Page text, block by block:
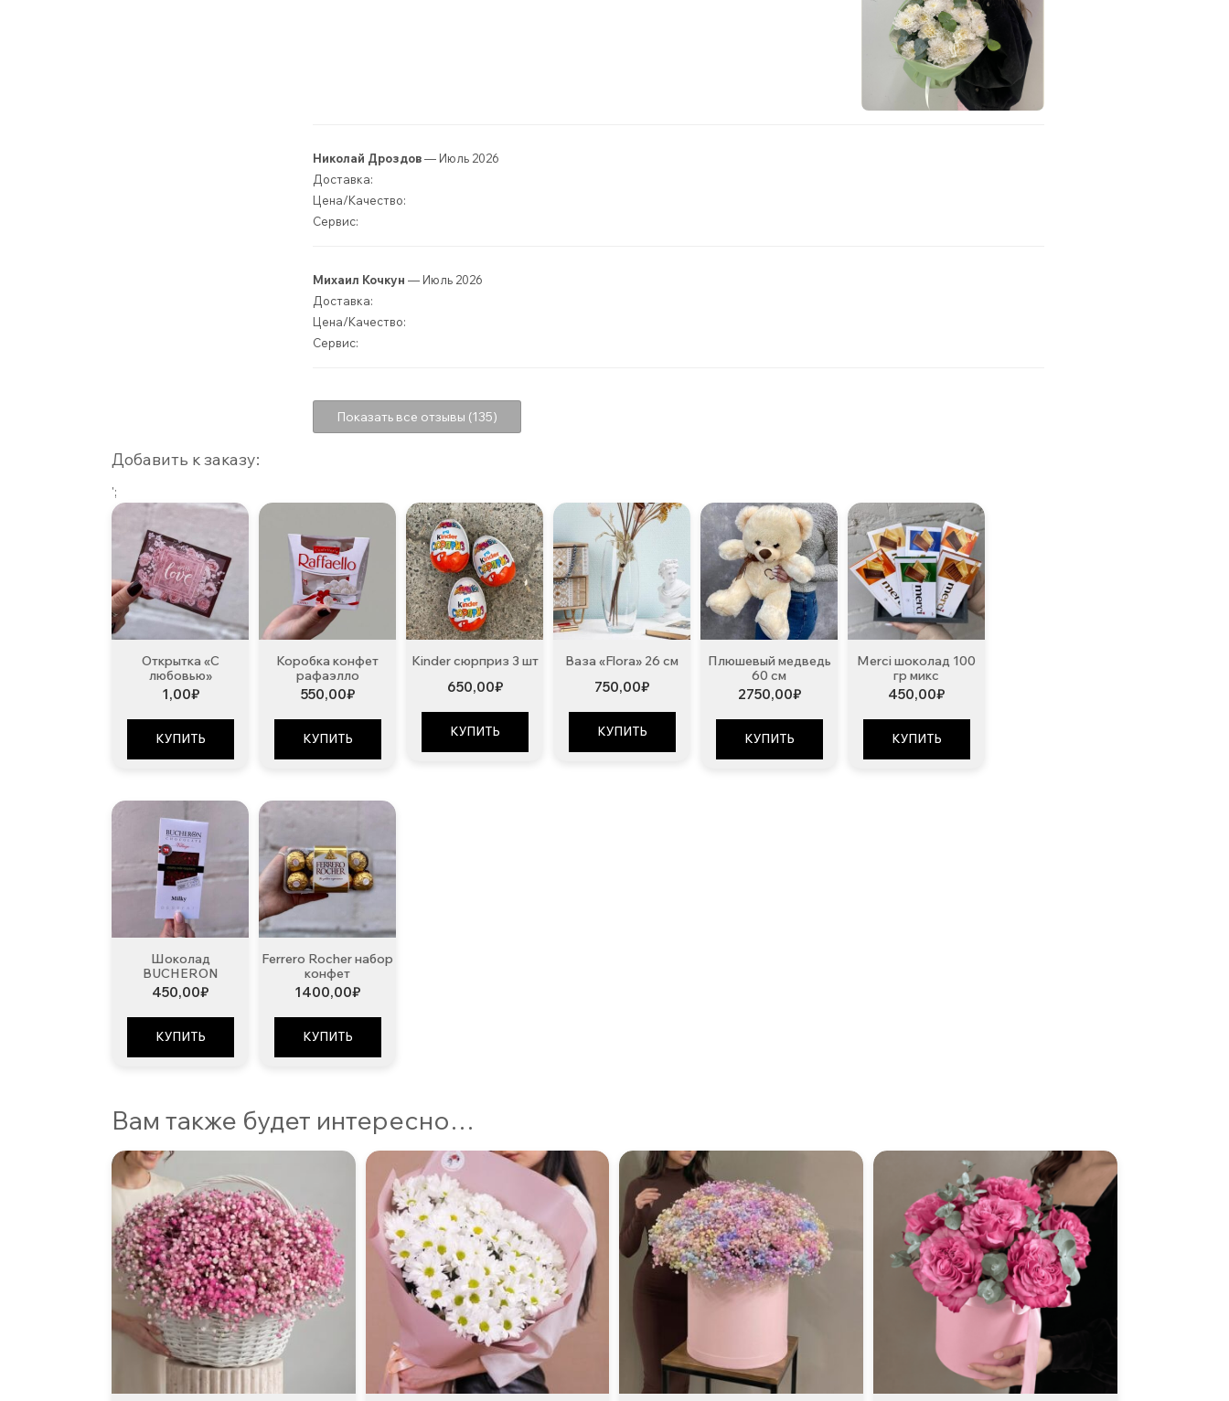
Николай Дроздов— Июль 2026
Доставка:
Цена/Качество:
Сервис:
Михаил Кочкун — Июль 2026
Доставка:
Цена/Качество:
Сервис:
Показать все отзывы (135)
Добавить к заказу:
';
Открытка «С
любовью»
1,00₽
КУПИТЬ
Коробка конфет
рафаэлло
550,00₽
КУПИТЬ
Kinder сюрприз 3 шт
650,00₽
КУПИТЬ
Ваза «Flora» 26 см
750,00₽
КУПИТЬ
Плюшевый медведь
60 см
2750,00₽
КУПИТЬ
Merci шоколад 100
гр микс
450,00₽
КУПИТЬ
Шоколад
BUCHERON
450,00₽
КУПИТЬ
Ferrero Rocher набор
конфет
1400,00₽
КУПИТЬ
Вам также будет интересно…